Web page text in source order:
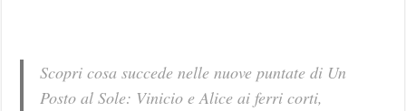
Scopri cosa succede nelle nuove puntate di Un
Posto al Sole: Vinicio e Alice ai ferri corti,